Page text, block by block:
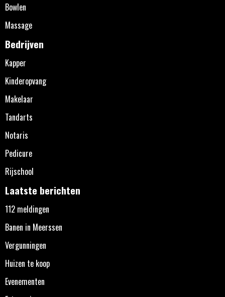
Bowlen
Massage
Bedrijven
Kapper
Kinderopvang
Makelaar
Tandarts
Notaris
Pedicure
Rijschool
Laatste berichten
112 meldingen
Banen in Meerssen
Vergunningen
Huizen te koop
Evenementen